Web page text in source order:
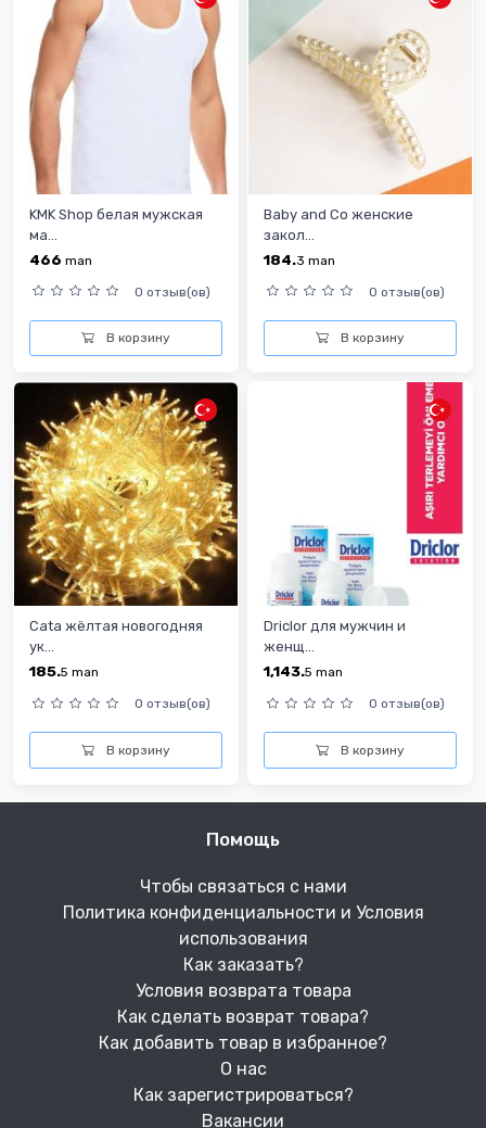
KMK Shop белая мужская
ма...
466 man
0 отзыв(ов)
В корзину
Baby and Co женские
закол...
184.3 man
0 отзыв(ов)
В корзину
Cata жёлтая новогодняя
ук...
185.5 man
0 отзыв(ов)
В корзину
Driclor для мужчин и
женщ...
1,143.5 man
0 отзыв(ов)
В корзину
Помощь
Чтобы связаться с нами
Политика конфиденциальности и Условия
использования
Как заказать?
Условия возврата товара
Как сделать возврат товара?
Как добавить товар в избранное?
О нас
Как зарегистрироваться?
Вакансии